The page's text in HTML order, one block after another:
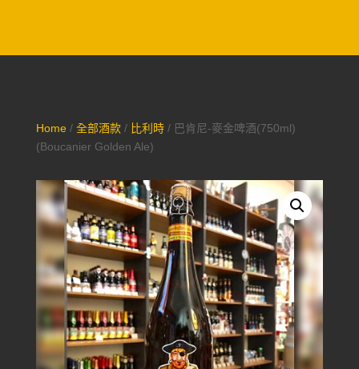
Home/ 全部酒款/ 比利時/ 巴肯尼-麥金啤酒(750ml)
(Boucanier Golden Ale)